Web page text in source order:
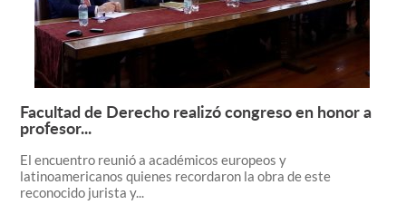
Leer más +
Facultad de Derecho realizó congreso en honor a
profesor...
El encuentro reunió a académicos europeos y
latinoamericanos quienes recordaron la obra de este
reconocido jurista y...